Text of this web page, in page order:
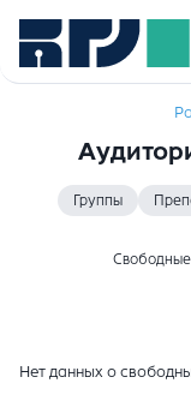
Группы
Нет данных о